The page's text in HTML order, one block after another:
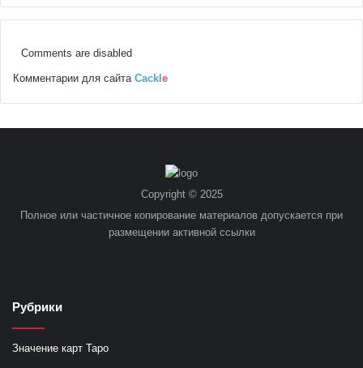
Comments are disabled
Комментарии для сайта Cackl e
Copyright © 2025
Полное или частичное копирование материалов допускается при
размещении активной ссылки
Рубрики
Значение карт Таро